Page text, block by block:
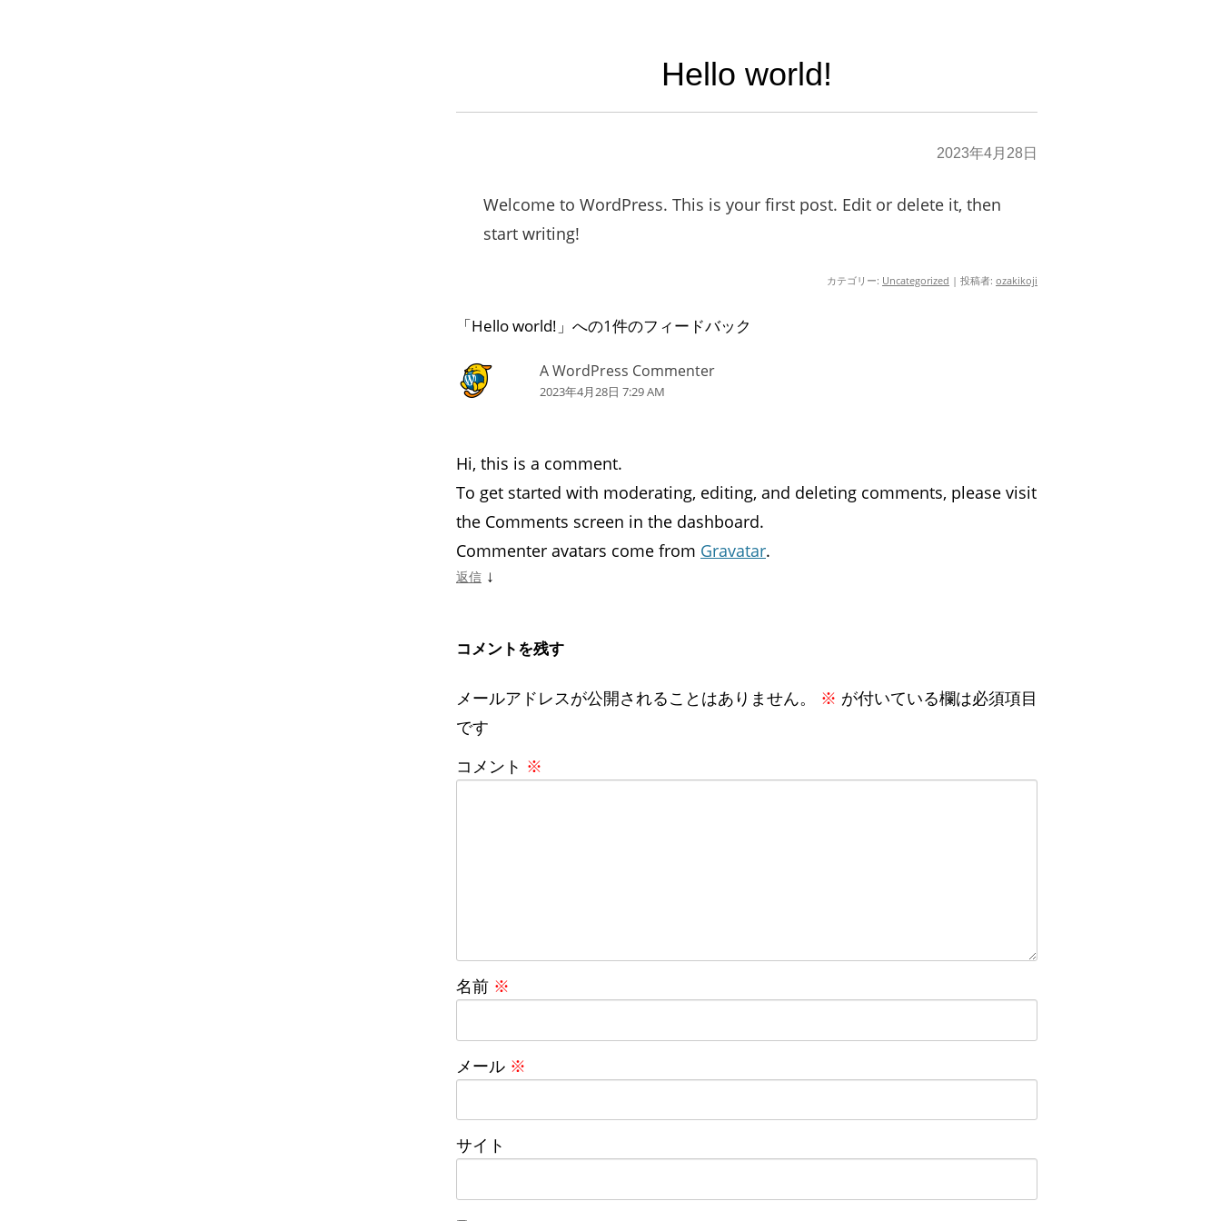
Hello world!
2023年4月28日
Welcome to WordPress. This is your first post. Edit or delete it, then
start writing!
カテゴリー: Uncategorized | 投稿者: ozakikoji
「Hello world! 」への1件のフィードバック
A WordPress Commenter
2023年4月28日 7:29 AM
Hi, this is a comment.
To get started with moderating, editing, and deleting comments, please visit
the Comments screen in the dashboard.
Commenter avatars come from Gravatar.
返信 ↓
コメントを残す
メールアドレスが公開されることはありません。 ※ が付いている欄は必須項目
です
コメント ※
名前 ※
メール ※
サイト